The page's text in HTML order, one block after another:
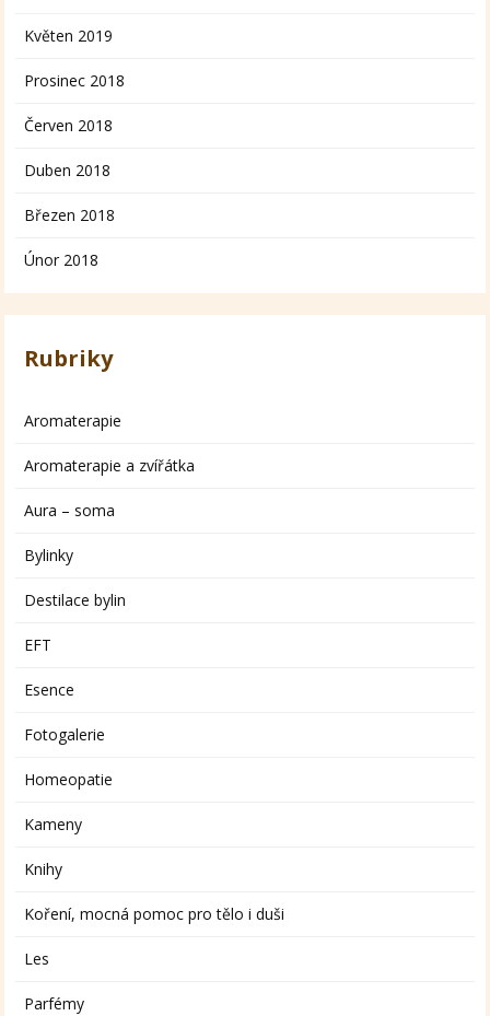
Květen 2019
Prosinec 2018
Červen 2018
Duben 2018
Březen 2018
Únor 2018
Rubriky
Aromaterapie
Aromaterapie a zvířátka
Aura – soma
Bylinky
Destilace bylin
EFT
Esence
Fotogalerie
Homeopatie
Kameny
Knihy
Koření, mocná pomoc pro tělo i duši
Les
Parfémy